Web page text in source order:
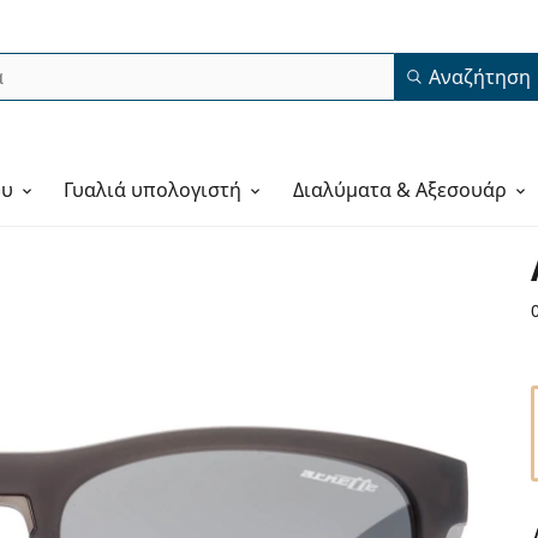
Αναζήτηση
Γυαλιά υπολογιστή Διαλύματα & Αξεσουάρ